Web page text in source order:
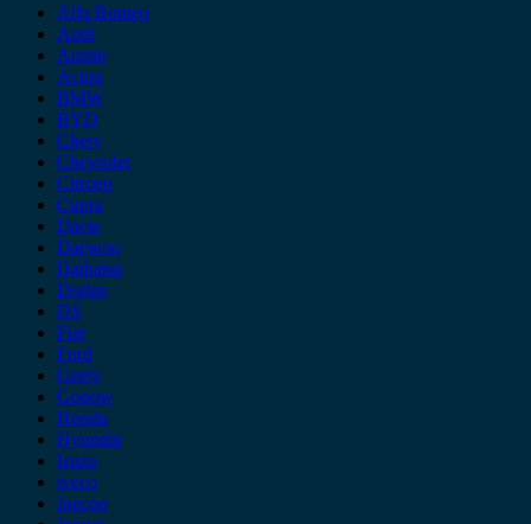
Alfa Romeo
Audi
Austin
Acura
BMW
BYD
Chery
Chevrolet
Citroen
Cupra
Dacia
Daewoo
Daihatsu
Dodge
DS
Fiat
Ford
Geely
Gonow
Honda
Hyundai
Isuzu
iveco
Jaecoo